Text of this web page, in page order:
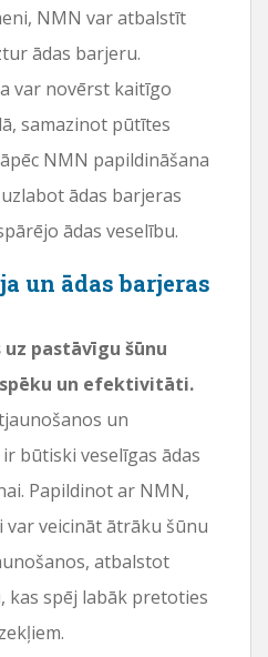
NMN var atbalstīt
ādas barjeru.
var novērst kaitīgo
samazinot pūtītes
NMN papildināšana
ādas barjeras
ādas veselību.
un ādas barjeras
pastāvīgu šūnu
un efektivitāti.
un
būtiski veselīgas ādas
Papildinot ar NMN,
var veicināt ātrāku šūnu
atbalstot
spēj labāk pretoties